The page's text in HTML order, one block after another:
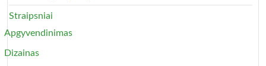
Straipsniai
Apgyvendinimas
Dizainas